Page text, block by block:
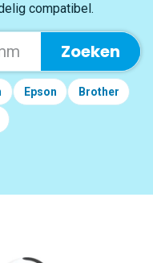
compatibel.
Zoeken
Epson Brother